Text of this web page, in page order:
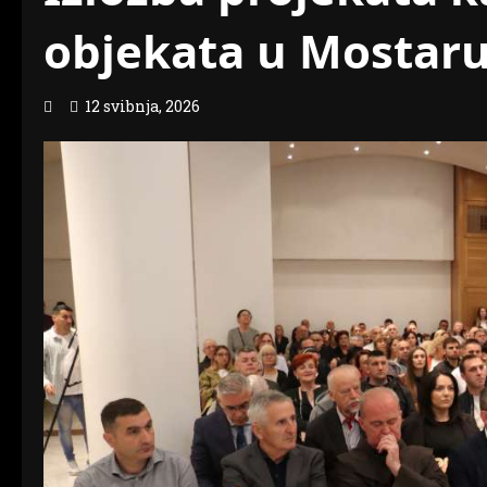
objekata u
12 svibnja, 2026